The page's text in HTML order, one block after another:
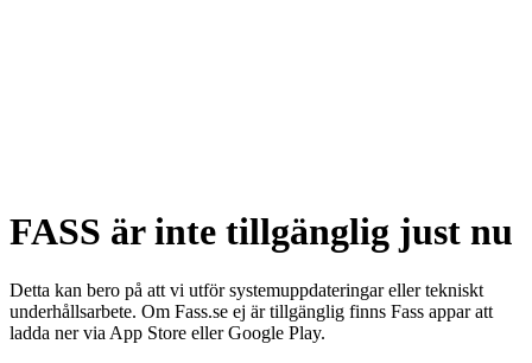
FASS är inte tillgänglig just nu
Detta kan bero på att vi utför systemuppdateringar eller tekniskt
underhållsarbete. Om Fass.se ej är tillgänglig finns Fass appar att
ladda ner via App Store eller Google Play.